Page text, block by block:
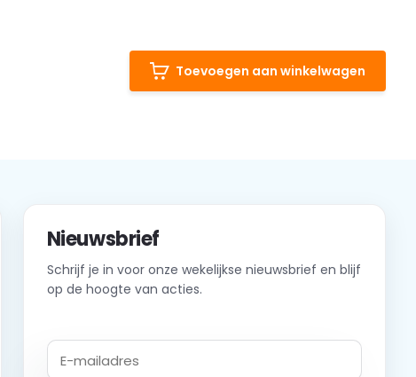
Toevoegen aan winkelwagen
Nieuwsbrief
Schrijf je in voor onze wekelijkse nieuwsbrief en blijf
op de hoogte van acties.